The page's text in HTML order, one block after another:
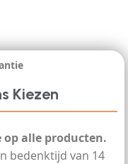
Kiezen
alle producten.
bedenktijd van 14